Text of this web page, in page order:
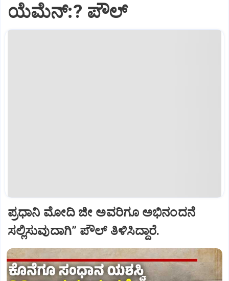
ಯೆಮೆನ್:? ಪೌಲ್
ಪ್ರಧಾನಿ ಮೋದಿ ಜೀ ಅವರಿಗೂ ಅಭಿನಂದನೆ
ಸಲ್ಲಿಸುವುದಾಗಿ” ಪೌಲ್‌ ತಿಳಿಸಿದ್ದಾರೆ.